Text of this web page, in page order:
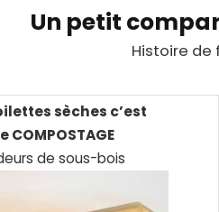
Un petit
Histoire de
sèches c’est
COMPOSTAGE
de sous-bois